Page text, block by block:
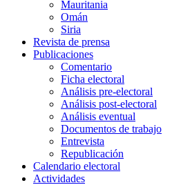
Mauritania
Omán
Siria
Revista de prensa
Publicaciones
Comentario
Ficha electoral
Análisis pre-electoral
Análisis post-electoral
Análisis eventual
Documentos de trabajo
Entrevista
Republicación
Calendario electoral
Actividades